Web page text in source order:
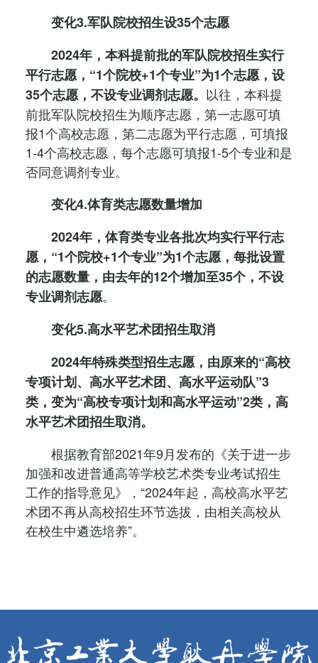
变化3.军队院校招生设35个志愿
2024年，本科提前批的军队院校招生实行
平行志愿，“1个院校+1个专业”为1个志愿，设
35个志愿，不设专业调剂志愿。 以往，本科提
前批军队院校招生为顺序志愿，第一志愿可填
报1个高校志愿，第二志愿为平行志愿，可填报
1-4个高校志愿，每个志愿可填报1-5个专业和是
否同意调剂专业。
变化4.体育类志愿数量增加
2024年，体育类专业各批次均实行平行志
愿，“1个院校+1个专业”为1个志愿，每批设置
的志愿数量，由去年的12个增加至35个，不设
专业调剂志愿。
变化5.高水平艺术团招生取消
2024年特殊类型招生志愿，由原来的“高校
专项计划、高水平艺术团、高水平运动队”3
类，变为“高校专项计划和高水平运动”2类，高
水平艺术团招生取消。
根据教育部2021年9月发布的《关于进一步
加强和改进普通高等学校艺术类专业考试招生
工作的指导意见》，“2024年起，高校高水平艺
术团不再从高校招生环节选拔，由相关高校从
在校生中遴选培养”。